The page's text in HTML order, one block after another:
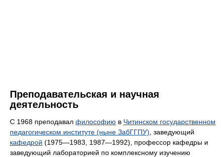
Преподавательская и научная
деятельность
С 1968 преподавал философию в Читинском государственном
педагогическом институте (ныне ЗабГГПУ) , заведующий
кафедрой (1975—1983, 1987—1992), профессор кафедры и
заведующий лабораторией по комплексному изучению